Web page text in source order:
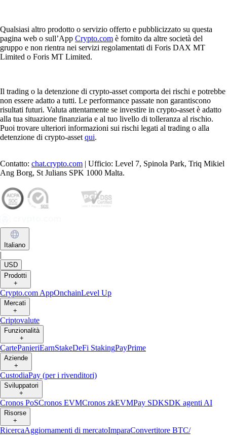
Qualsiasi altro prodotto o servizio offerto e pubblicizzato su questa
pagina web o sull’App Crypto.com è fornito da altre società del
gruppo e non rientra nei servizi regolamentati di Foris DAX MT
Limited o Foris MT Limited.
Il trading o la detenzione di crypto-asset comporta dei rischi e potrebbe
non essere adatto a tutti. Le performance passate non garantiscono
risultati futuri. Valuta attentamente se investire in crypto-asset è adatto
alla tua situazione finanziaria e al tuo livello di tolleranza al rischio.
Puoi trovare ulteriori informazioni sui rischi legati al trading o alla
detenzione di crypto-asset qui.
Contatto: chat.crypto.com | Ufficio: Level 7, Spinola Park, Triq Mikiel
Ang Borg, St Julians SPK 1000 Malta.
Italiano
|
USD
Prodotti
+
Crypto.com AppOnchainLevel Up
Mercati
+
Criptovalute
Funzionalità
+
CartePanieriEarnStakeDeFi StakingPayPrime
Aziende
+
CustodiaPay (per i rivenditori)
Sviluppatori
+
Cronos PoSCronos EVMCronos zkEVMPay SDKSDK agenti AI
Risorse
+
RicercaAggiornamenti di mercatoImparaConvertitore BTC/